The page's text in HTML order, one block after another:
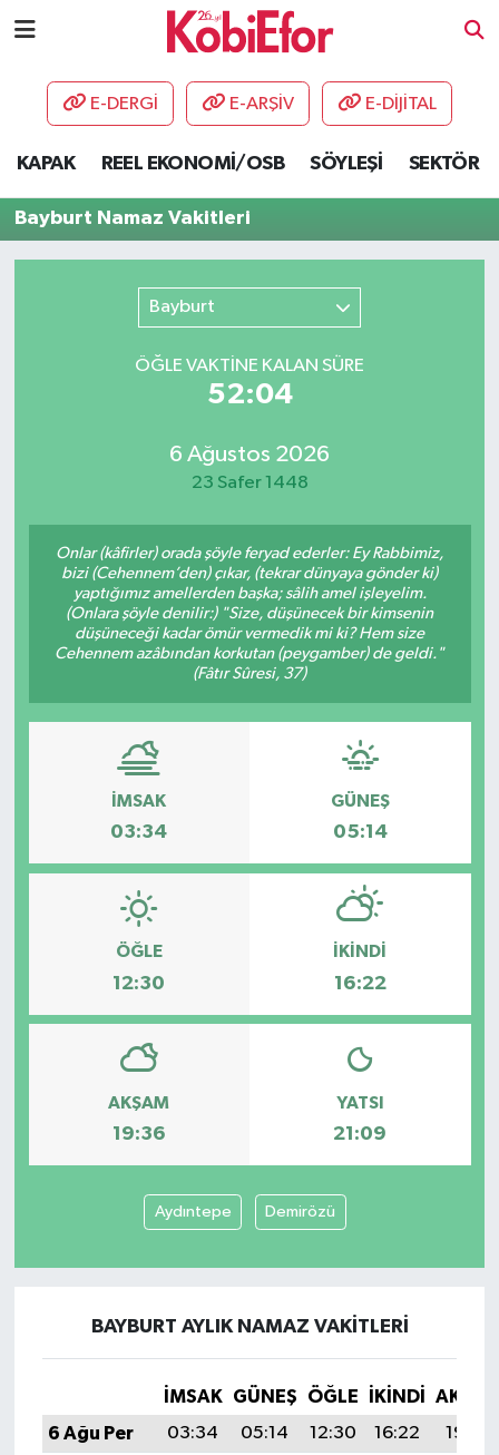
E-DERGİ E-ARŞİV E-DİJİTAL
KAPAK REEL EKONOMİ/OSB SÖYLEŞİ SEKTÖR
Bayburt Namaz Vakitleri
Bayburt
ÖĞLE VAKTİNE KALAN SÜRE
52:04
6 Ağustos 2026
23 Safer 1448
Onlar (kâfirler) orada şöyle feryad ederler: Ey Rabbimiz,
bizi (Cehennem’den) çıkar, (tekrar dünyaya gönder ki)
yaptığımız amellerden başka; sâlih amel işleyelim.
(Onlara şöyle denilir:) "Size, düşünecek bir kimsenin
düşüneceği kadar ömür vermedik mi ki? Hem size
Cehennem azâbından korkutan (peygamber) de geldi."
(Fâtır Sûresi, 37)
İMSAK
03:34
GÜNEŞ
05:14
ÖĞLE
12:30
İKINDI
16:22
AKŞAM
19:36
YATSI
21:09
Aydıntepe Demirözü
BAYBURT AYLIK NAMAZ VAKITLERI
İMSAK GÜNEŞ ÖĞLE İKINDI
6 Ağu Per
03:34 05:14 12:30 16:22
19:36
AKADEMİ
DESTEK-TEŞVİK
HABERLER
ŞİRKET PANO
SÖYLEŞİ
ÜLKE
YAŞAM